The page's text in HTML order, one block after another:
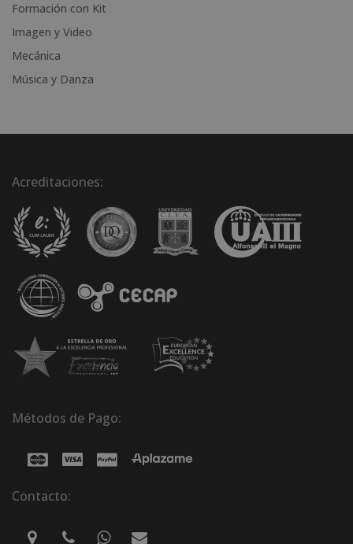
Formación con Kit
Imagen y Video
Mecánica
Música y Danza
Acreditaciones:
Métodos de Pago:
Contacto: